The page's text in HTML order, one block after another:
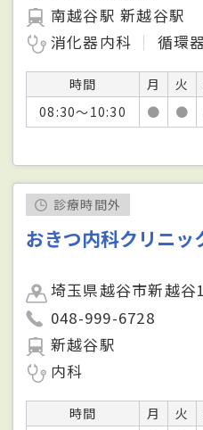
南越谷駅 新越谷駅
消化器内科
循環
時間 月 火
08:30～10:30
● ●
診療時間外
おきつ内科クリニッ
埼玉県越谷市新越谷
048-999-6728
新越谷駅
内科
時間 月 火